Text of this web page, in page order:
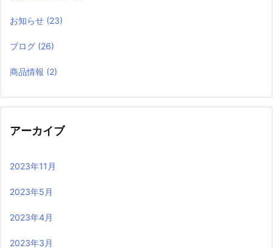
お知らせ (23)
ブログ (26)
商品情報 (2)
アーカイブ
2023年11月
2023年5月
2023年4月
2023年3月